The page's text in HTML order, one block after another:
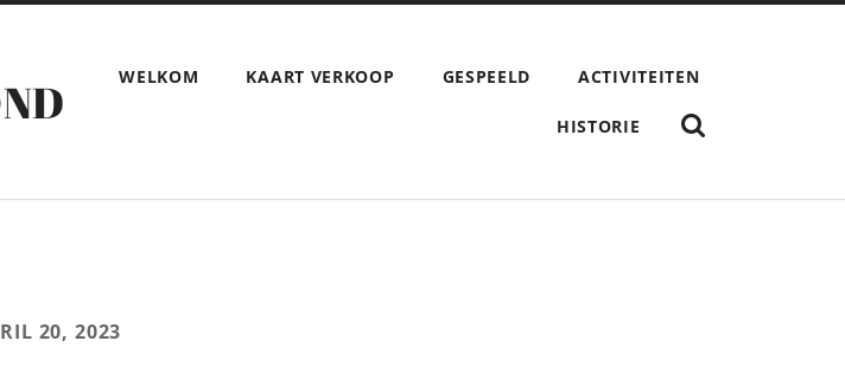
WELKOM KAART VERKOOP GESPEELD ACTIVITEITEN
HISTORIE
TOON
HET
20, 2023